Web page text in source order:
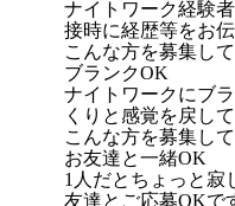
ナイトワーク経験
接時に経歴等をお伝
こんな方を募集し
ブランクOK
ナイトワークにブ
くりと感覚を戻し
こんな方を募集し
お友達と一緒OK
1人だとちょっと寂
友達とご応募OKで